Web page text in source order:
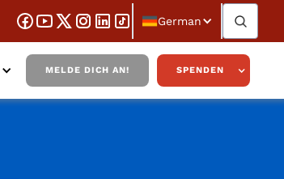
German
MELDE DICH AN! SPENDEN